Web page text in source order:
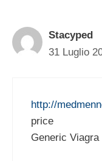
Stacyped
31 Luglio
http://
price
Generic Viagra